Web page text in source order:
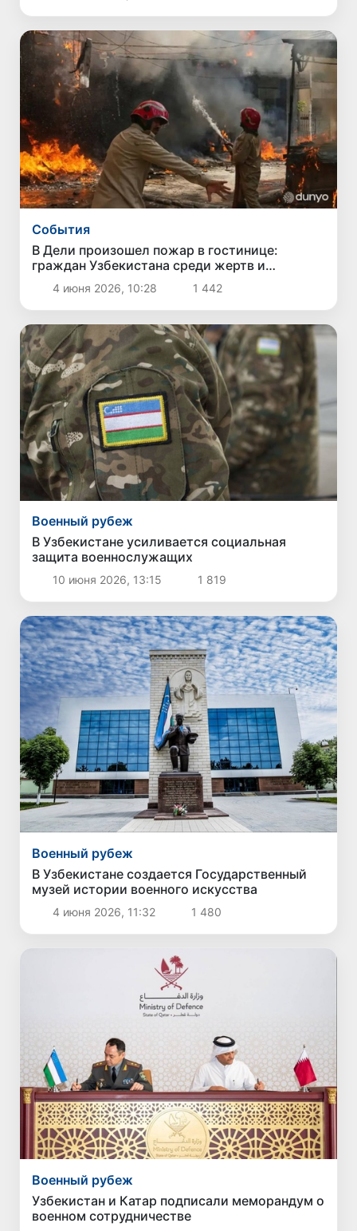
Cобытия
В Дели произошел пожар в гостинице:
граждан Узбекистана среди жертв и
пострадавших нет
4 июня 2026, 10:28 1 442
Военный рубеж
В Узбекистане усиливается социальная
защита военнослужащих
10 июня 2026, 13:15 1 819
Военный рубеж
В Узбекистане создается Государственный
музей истории военного искусства
4 июня 2026, 11:32 1 480
Военный рубеж
Узбекистан и Катар подписали меморандум о
военном сотрудничестве